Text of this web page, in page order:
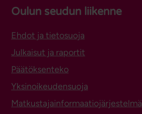
Oulun seudun liikenne
Ehdot ja tietosuoja
Julkaisut ja raportit
Päätöksenteko
Yksinoikeudensuoja
Matkustajainformaatiojärjestelmä